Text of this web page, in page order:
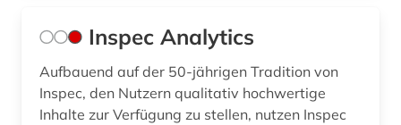
Inspec Analytics
Aufbauend auf der 50-jährigen Tradition von
Inspec, den Nutzern qualitativ hochwertige
Inhalte zur Verfügung zu stellen, nutzen Inspec